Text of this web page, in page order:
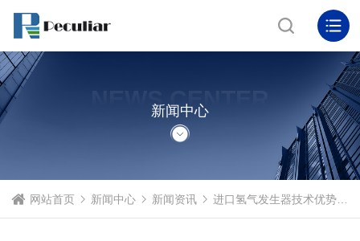
NEWS CENTER
新闻中心
网站首页 新闻中心 新闻资讯 进口氢气发生器技术优势及发展趋势